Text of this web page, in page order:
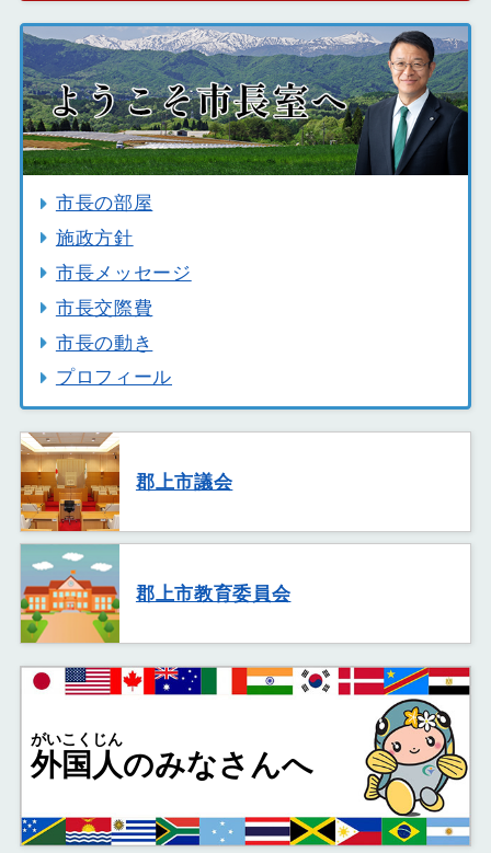
市長の部屋
施政方針
市長メッセージ
市長交際費
市長の動き
プロフィール
郡上市議会
郡上市教育委員会
外国人
がいこくじん
のみなさんへ